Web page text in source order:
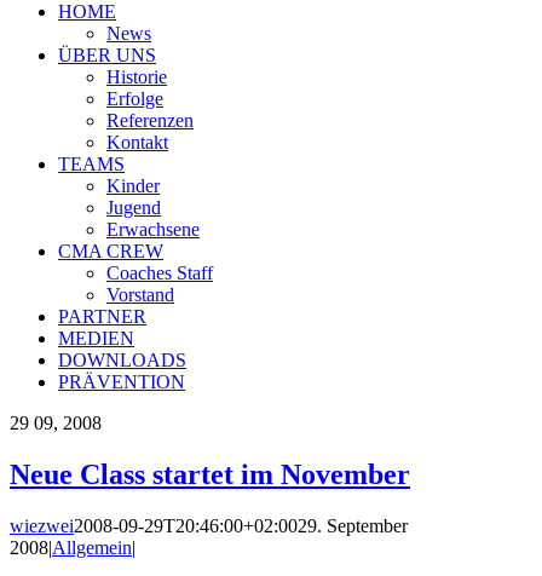
HOME
News
ÜBER UNS
Historie
Erfolge
Referenzen
Kontakt
TEAMS
Kinder
Jugend
Erwachsene
CMA CREW
Coaches Staff
Vorstand
PARTNER
MEDIEN
DOWNLOADS
PRÄVENTION
29 09, 2008
Neue Class startet im November
wiezwei2008-09-29T20:46:00+02:0029. September
2008|Allgemein|